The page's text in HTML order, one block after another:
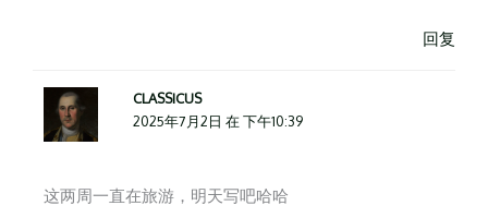
回复
CLASSICUS
2025年7月2日 在 下午10:39
这两周一直在旅游，明天写吧哈哈